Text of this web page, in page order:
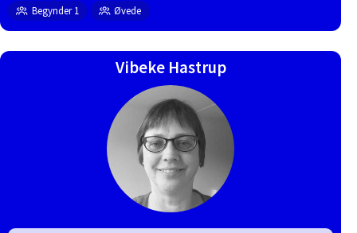
Begynder 1 Øvede
Vibeke Hastrup